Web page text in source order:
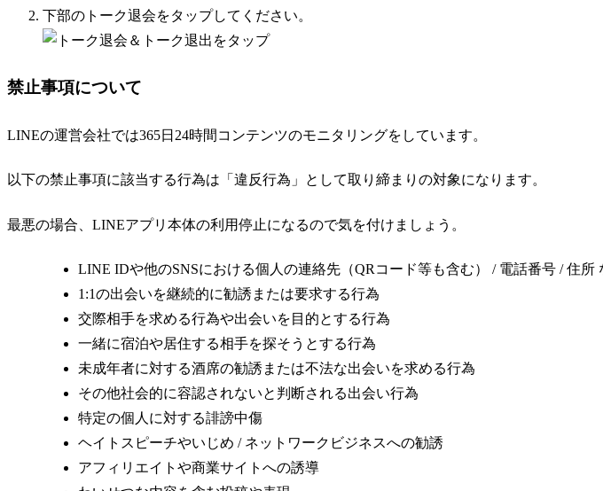
下部のトーク退会をタップしてください。
禁止事項について
LINEの運営会社では365日24時間コンテンツのモニタリングをしています。
以下の禁止事項に該当する行為は「違反行為」として取り締まりの対象になります。
最悪の場合、LINEアプリ本体の利用停止になるので気を付けましょう。
LINE IDや他のSNSにおける個人の連絡先（QRコード等も含む） / 電話番号 / 住所
1:1の出会いを継続的に勧誘または要求する行為
交際相手を求める行為や出会いを目的とする行為
一緒に宿泊や居住する相手を探そうとする行為
未成年者に対する酒席の勧誘または不法な出会いを求める行為
その他社会的に容認されないと判断される出会い行為
特定の個人に対する誹謗中傷
ヘイトスピーチやいじめ / ネットワークビジネスへの勧誘
アフィリエイトや商業サイトへの誘導